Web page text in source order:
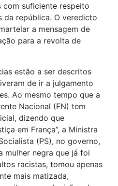
com suficiente respeito
da república. O veredicto
a mensagem de
para a revolta de
estão a ser descritos
de ir a julgamento
Ao mesmo tempo que a
Nacional (FN) tem
dizendo que
em França”, a Ministra
(PS), no governo,
mulher negra que já foi
racistas, tomou apenas
mais matizada,